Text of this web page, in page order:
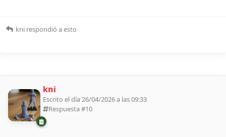
kni respondió a esto
kni
Escrito el día 26/04/2026 a las 09:33
Respuesta #10